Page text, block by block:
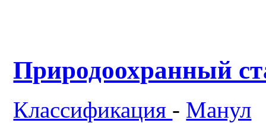
Природоохранный
Классификация - Манул